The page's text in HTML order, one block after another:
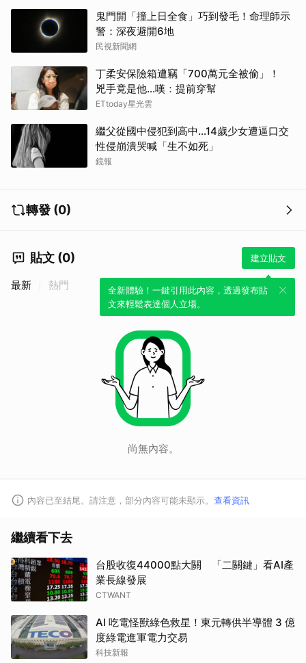
鬼門開「撞上日全食」巧到發毛！命理師示
警：深夜避開6地
民視新聞網
丁柔安保險箱遭竊「700萬元全被偷」！
兇手竟是他...嘆：提前穿幫
ETtoday星光雲
繼父從國中侵犯到高中…14歲少女遭逼口交
性侵崩潰哭喊「生不如死」
鏡報
轉發 (0)
貼文 (0) 建立貼文
全新體驗！一鍵引用此內容，透過發布貼
文來輕鬆表達個人立場。
最新 熱門
尚無內容。
內容已至結尾。請注意，部分內容可能未顯示。 查看資訊
繼續看下去
台股收復44000點大關 「二關鍵」看AI產
業長線發展
CTWANT
AI 吃電怪獸綠色救星！東元轉供半導體 3 億
度綠電進軍電力交易
科技新報